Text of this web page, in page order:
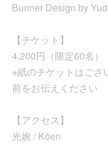
Bunner Design by
【チケット】
4,200円（限定60名）
※紙のチケットはござ
前をお伝えください
【アクセス】
光婉 / Kōen